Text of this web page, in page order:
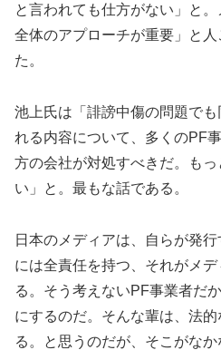
と言われても仕方がない」と
全体のアプローチが重要」と
た。
池上氏は「誹謗中傷の問題で
れる内容について、多くのPF
方の会社が対処すべきだ。も
い」と。最もな話である。
日本のメディアは、自らが発
には全責任を持つ、それがメ
る。そう考えないPF事業者だ
にするのだ。そんな輩は、法
る。と思うのだが、そこがな